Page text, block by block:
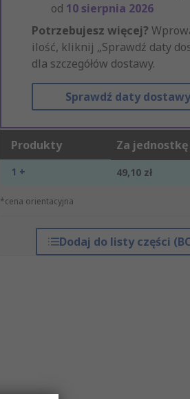
od 10 sierpnia 2026
Potrzebujesz więcej?
ilość, kliknij „Sprawdź daty
dla szczegółów dostawy.
Sprawdź daty dostawy
Produkty Za jednostkę
1 + 49,10 zł
*cena orientacyjna
Dodaj do listy części